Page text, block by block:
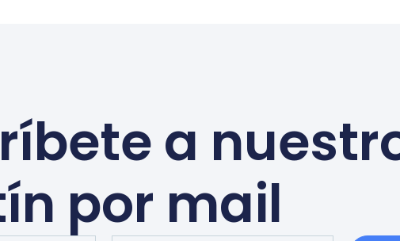
a
por mail